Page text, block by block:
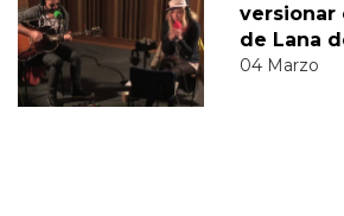
versionar
de Lana
04 Marzo